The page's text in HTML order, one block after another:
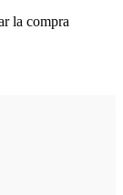
la compra